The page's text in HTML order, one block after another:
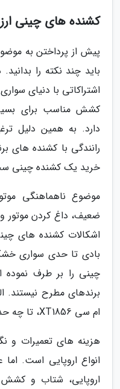
کشنده های چینی
پیش از پرداختن به
باید چند نکته را
اشتراکاتی با دنیای
کشش مناسب برای
دارد. به همین دلیل
رانندگی با کشنده های
خرید یک کشنده چینی
موضوع ناهماهنگی
ضعیف، داغ کردن
اشکالات کشنده های
بادی تا حدی سواری
چینی را بر طرف نموده
برندهای مطرح نیستند.
ام سی XT1856، تا چه حد این مسائل را حل خواهد نمود؟
هزینه های تعمیرات و
انواع اروپایی است.
اروپایی، شتاب و